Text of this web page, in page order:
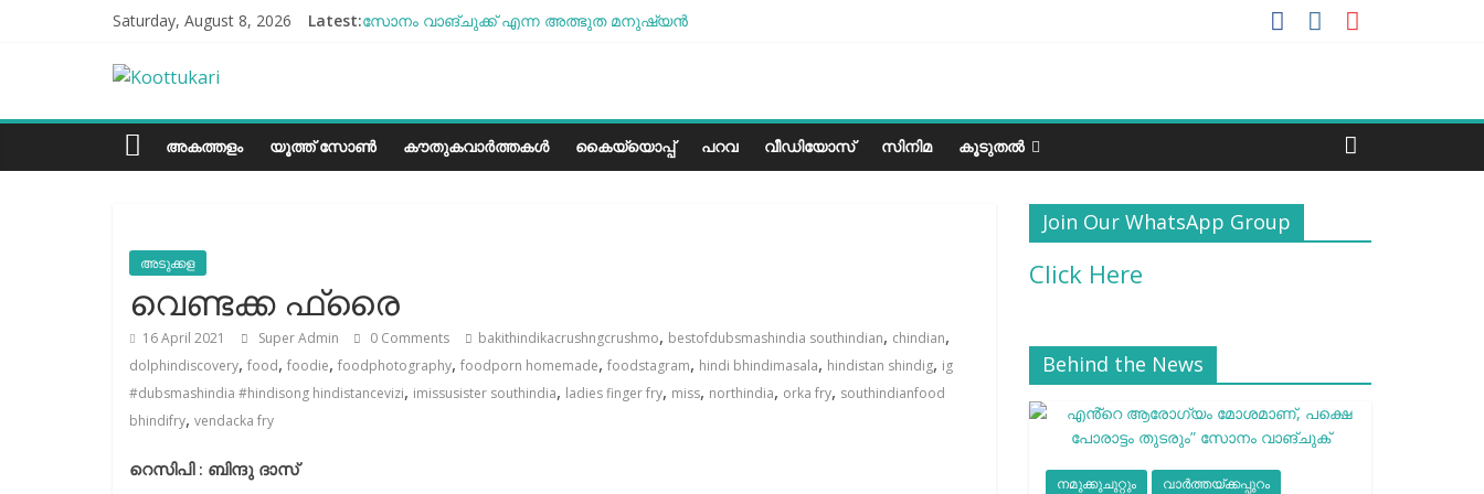
Saturday, August 8, 2026 Latest:സോനം വാങ്ചുക്ക് എന്ന അത്ഭുത മനുഷ്യന്‍
ചില്ലുഭരണിയിലെ പാരീസ് മിഠായികള്‍
Koottukari
Kottukariഅകത്തളം യൂത്ത് സോൺ കൗതുകവാർത്തകൾ കൈയ്യൊപ്പ് പറവ വീഡിയോസ് സിനിമ കൂടുതൽ
അടുക്കള
വെണ്ടക്ക ഫ്രൈ
16 April 2021 Super Admin 0 Comments bakithindikacrushngcrushmo, bestofdubsmashindia southindian, chindian,
dolphindiscovery, food, foodie, foodphotography, foodporn homemade, foodstagram, hindi bhindimasala, hindistan shindig, ig
#dubsmashindia #hindisong hindistancevizi, imissusister southindia, ladies finger fry, miss, northindia, orka fry, southindianfood
bhindifry, vendacka fry
റെസിപി : ബിന്ദു ദാസ്
Join Our WhatsApp Group
Click Here
Behind the News
നമുക്കുചുറ്റും വാർത്തയ്ക്കപ്പുറം